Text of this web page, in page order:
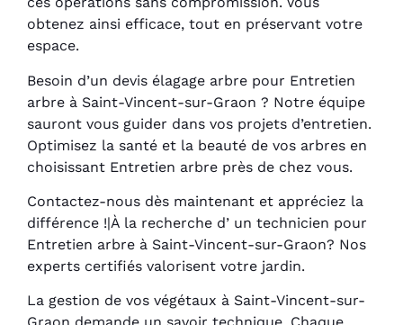
obtenez ainsi efficace, tout en préservant votre
espace.
Besoin d’un devis élagage arbre pour Entretien
arbre à Saint-Vincent-sur-Graon ? Notre équipe
sauront vous guider dans vos projets d’entretien.
Optimisez la santé et la beauté de vos arbres en
choisissant Entretien arbre près de chez vous.
Contactez-nous dès maintenant et appréciez la
différence !|À la recherche d’ un technicien pour
Entretien arbre à Saint-Vincent-sur-Graon? Nos
experts certifiés valorisent votre jardin.
La gestion de vos végétaux à Saint-Vincent-sur-